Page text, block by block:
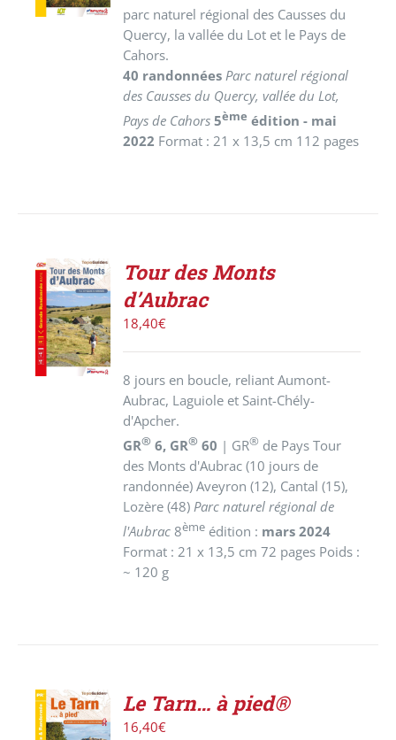
parc naturel régional des Causses du
Quercy, la vallée du Lot et le Pays de
Cahors.
40 randonnées Parc naturel régional
des Causses du Quercy, vallée du Lot,
Pays de Cahors 5ème édition - mai
2022 Format : 21 x 13,5 cm 112 pages
AJOUTER
AU
PANIER
/
DÉTAILS
Tour des Monts
d’Aubrac
18,40€
8 jours en boucle, reliant Aumont-
Aubrac, Laguiole et Saint-Chély-
d'Apcher.
GR® 6, GR® 60 | GR® de Pays Tour
des Monts d'Aubrac (10 jours de
randonnée) Aveyron (12), Cantal (15),
Lozère (48)Parc naturel régional de
l'Aubrac 8ème édition : mars 2024
Format : 21 x 13,5 cm 72 pages Poids :
~ 120 g
AJOUTER
AU
Le Tarn… à pied®
16,40€